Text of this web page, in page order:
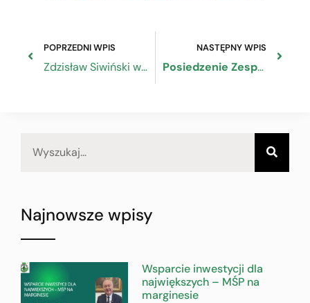
POPRZEDNI WPIS
Zdzisław Siwiński w TVP Info na temat wakacji od składek ZUS
NASTĘPNY WPIS
Posiedzenie Zespołu do spraw Semestru Europejskiego
Najnowsze wpisy
Wsparcie inwestycji dla
największych – MŚP na
marginesie